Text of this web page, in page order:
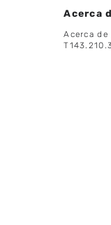
Acerca
Acerca